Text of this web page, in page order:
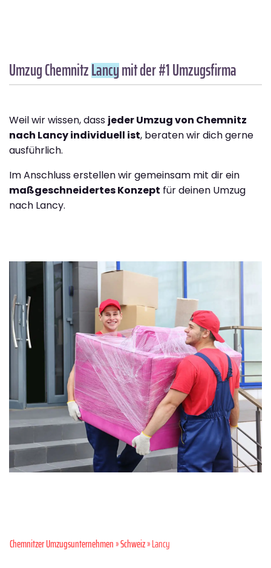
Umzug ChemnitzLancymit der #1 Umzugsfirma
Weil wir wissen, dass jeder Umzug von Chemnitz
nach Lancy individuell ist, beraten wir dich gerne
ausführlich.
Im Anschluss erstellen wir gemeinsam mit dir ein
maßgeschneidertes Konzept für deinen Umzug
nach Lancy.
Chemnitzer Umzugsunternehmen»Schweiz» Lancy